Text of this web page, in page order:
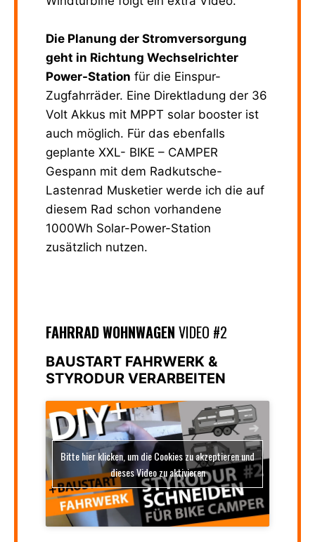
Die Planung der Stromversorgung
geht in Richtung Wechselrichter
Power-Station für die Einspur-
Zugfahrräder. Eine Direktladung der 36
Volt Akkus mit MPPT solar booster ist
auch möglich. Für das ebenfalls
geplante XXL- BIKE – CAMPER
Gespann mit dem Radkutsche-
Lastenrad Musketier werde ich die auf
diesem Rad schon vorhandene
1000Wh Solar-Power-Station
zusätzlich nutzen.
FAHRRAD WOHNWAGEN VIDEO #2
BAUSTART FAHRWERK &
STYRODUR VERARBEITEN
Bitte hier klicken, um die Cookies zu akzeptieren und
dieses Video zu aktivieren